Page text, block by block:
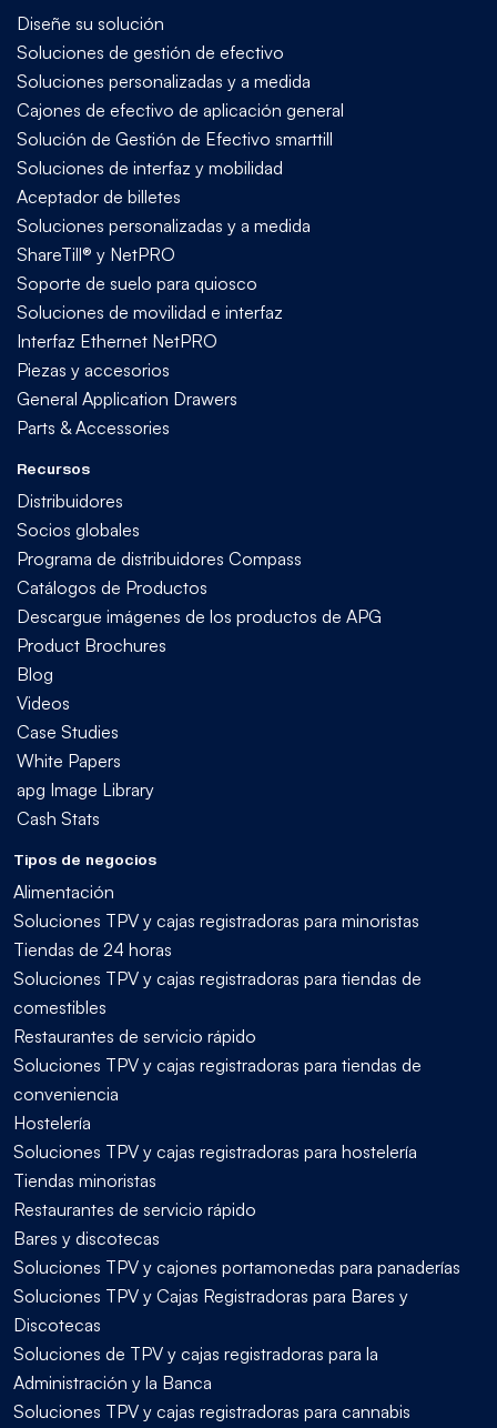
Diseñe su solución
Soluciones de gestión de efectivo
Soluciones personalizadas y a medida
Cajones de efectivo de aplicación general
Solución de Gestión de Efectivo smarttill
Soluciones de interfaz y mobilidad
Aceptador de billetes
Soluciones personalizadas y a medida
ShareTill® y NetPRO
Soporte de suelo para quiosco
Soluciones de movilidad e interfaz
Interfaz Ethernet NetPRO
Piezas y accesorios
General Application Drawers
Parts & Accessories
Recursos
Distribuidores
Socios globales
Programa de distribuidores Compass
Catálogos de Productos
Descargue imágenes de los productos de APG
Product Brochures
Blog
Videos
Case Studies
White Papers
apg Image Library
Cash Stats
Tipos de negocios
Alimentación
Soluciones TPV y cajas registradoras para minoristas
Tiendas de 24 horas
Soluciones TPV y cajas registradoras para tiendas de
comestibles
Restaurantes de servicio rápido
Soluciones TPV y cajas registradoras para tiendas de
conveniencia
Hostelería
Soluciones TPV y cajas registradoras para hostelería
Tiendas minoristas
Restaurantes de servicio rápido
Bares y discotecas
Soluciones TPV y cajones portamonedas para panaderías
Soluciones TPV y Cajas Registradoras para Bares y
Discotecas
Soluciones de TPV y cajas registradoras para la
Administración y la Banca
Soluciones TPV y cajas registradoras para cannabis